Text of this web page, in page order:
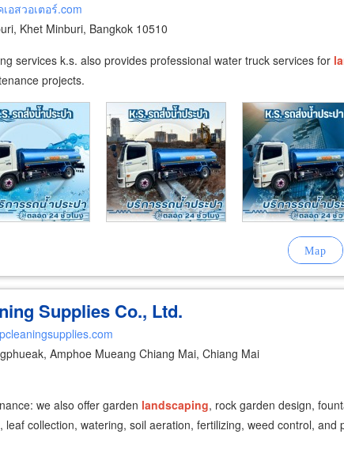
เอสวอเตอร์.com
Khet Minburi, Bangkok 10510
services k.s. also provides professional water truck services for
projects.
Supplies Co., Ltd.
Amphoe Mueang Chiang Mai, Chiang Mai
we also offer garden landscaping, rock garden design,
collection, watering, soil aeration, fertilizing, weed control, and